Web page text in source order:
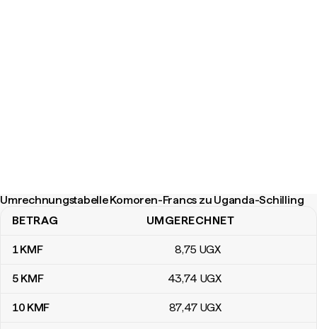
Umrechnungstabelle Komoren-Francs zu Uganda-Schilling
Umrechnungstabelle Komoren-Francs zu Uganda-Schilling
BETRAG UMGERECHNET
1KMF 8,75 UGX
5 KMF 43,74 UGX
10 KMF 87,47 UGX